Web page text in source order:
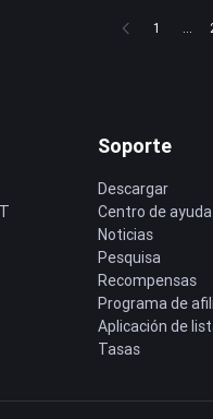
1 ...
Soporte
Descargar
Centro de ayuda
Noticias
Pesquisa
Recompensas
Programa de
Aplicación de
Tasas